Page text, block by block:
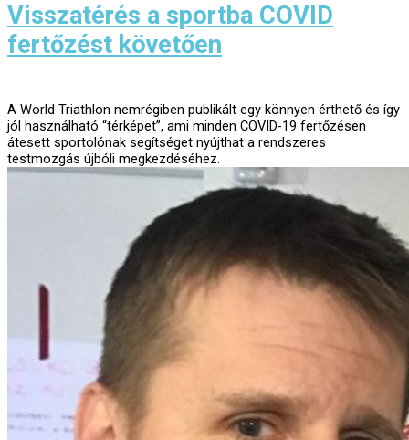
Visszatérés a sportba COVID
fertőzést követően
A World Triathlon nemrégiben publikált egy könnyen érthető és így
jól használható “térképet”, ami minden COVID-19 fertőzésen
átesett sportolónak segítséget nyújthat a rendszeres
testmozgás újbóli megkezdéséhez.